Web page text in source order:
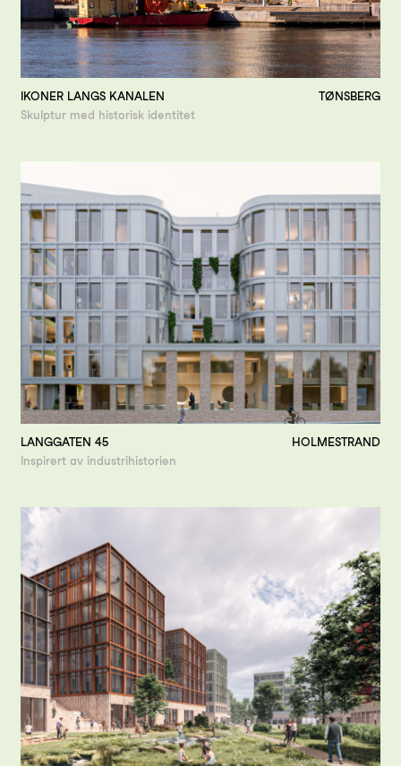
IKONER LANGS KANALEN
TØNSBERG
Skulptur med historisk identitet
LANGGATEN 45
HOLMESTRAND
Inspirert av industrihistorien